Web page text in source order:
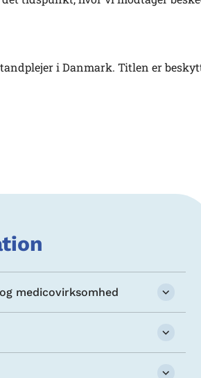
i Danmark. Titlen er
medicovirksomhed